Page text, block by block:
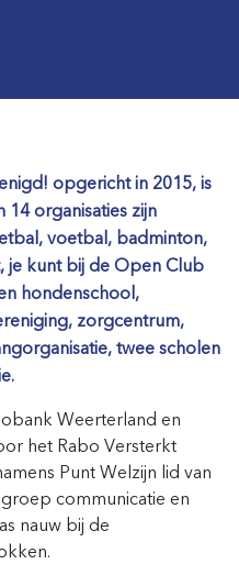
opgericht in 2015, is
organisaties zijn
voetbal, badminton,
je kunt bij de Open Club
hondenschool,
zorgcentrum,
twee scholen
Weerterland en
het Rabo Versterkt
Punt Welzijn lid van
communicatie en
nauw bij de